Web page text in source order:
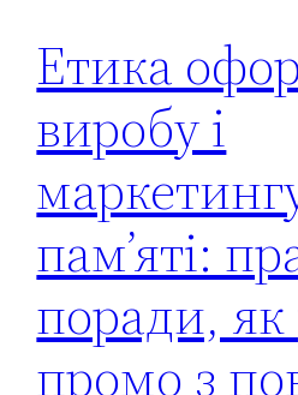
Етика
виробу і
пам’яті:
поради,
промо з